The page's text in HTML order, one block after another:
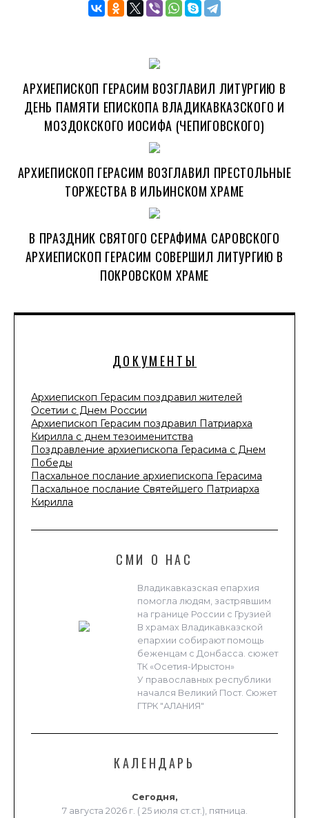
ДОКУМЕНТЫ
Архиепископ Герасим поздравил жителей
Осетии с Днем России
Архиепископ Герасим поздравил Патриарха
Кирилла с днем тезоименитства
Поздравление архиепископа Герасима с Днем
Победы
Пасхальное послание архиепископа Герасима
Пасхальное послание Святейшего Патриарха
Кирилла
СМИ О НАС
Владикавказская епархия
помогла людям, застрявшим
на границе России с Грузией
В храмах Владикавказской
епархии собирают помощь
беженцам с Донбасса. сюжет
ТК «Осетия-Ирыстон»
У православных республики
начался Великий Пост. Сюжет
ГТРК "АЛАНИЯ"
КАЛЕНДАРЬ
Сегодня,
7 августа 2026 г. ( 25 июля ст.ст.), пятница.
АРХИЕПИСКОП ГЕРАСИМ ВОЗГЛАВИЛ ЛИТУРГИЮ В
ДЕНЬ ПАМЯТИ ЕПИСКОПА ВЛАДИКАВКАЗСКОГО И
МОЗДОКСКОГО ИОСИФА (ЧЕПИГОВСКОГО)
АРХИЕПИСКОП ГЕРАСИМ ВОЗГЛАВИЛ ПРЕСТОЛЬНЫЕ
ТОРЖЕСТВА В ИЛЬИНСКОМ ХРАМЕ
В ПРАЗДНИК СВЯТОГО СЕРАФИМА САРОВСКОГО
АРХИЕПИСКОП ГЕРАСИМ СОВЕРШИЛ ЛИТУРГИЮ В
ПОКРОВСКОМ ХРАМЕ